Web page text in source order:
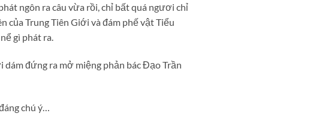
ngôn ra câu vừa rồi, chỉ bất quá ngươi chỉ
của Trung Tiên Giới và đám phế vật Tiểu
gì phát ra.
đứng ra mở miệng phản bác Đạo Trần
chú ý…